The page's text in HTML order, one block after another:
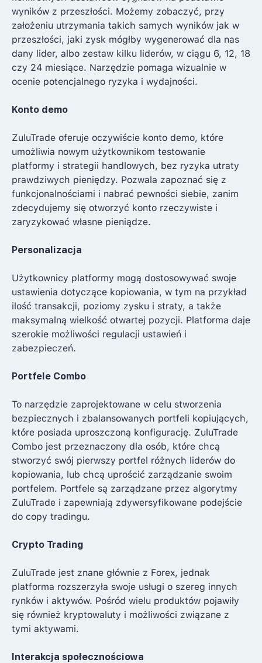
wyników z przeszłości. Możemy zobaczyć, przy
założeniu utrzymania takich samych wyników jak w
przeszłości, jaki zysk mógłby wygenerować dla nas
dany lider, albo zestaw kilku liderów, w ciągu 6, 12, 18
czy 24 miesiące. Narzędzie pomaga wizualnie w
ocenie potencjalnego ryzyka i wydajności.
Konto demo
ZuluTrade oferuje oczywiście konto demo, które
umożliwia nowym użytkownikom testowanie
platformy i strategii handlowych, bez ryzyka utraty
prawdziwych pieniędzy. Pozwala zapoznać się z
funkcjonalnościami i nabrać pewności siebie, zanim
zdecydujemy się otworzyć konto rzeczywiste i
zaryzykować własne pieniądze.
Personalizacja
Użytkownicy platformy mogą dostosowywać swoje
ustawienia dotyczące kopiowania, w tym na przykład
ilość transakcji, poziomy zysku i straty, a także
maksymalną wielkość otwartej pozycji. Platforma daje
szerokie możliwości regulacji ustawień i
zabezpieczeń.
Portfele Combo
To narzędzie zaprojektowane w celu stworzenia
bezpiecznych i zbalansowanych portfeli kopiujących,
które posiada uproszczoną konfigurację. ZuluTrade
Combo jest przeznaczony dla osób, które chcą
stworzyć swój pierwszy portfel różnych liderów do
kopiowania, lub chcą uprościć zarządzanie swoim
portfelem. Portfele są zarządzane przez algorytmy
ZuluTrade i zapewniają zdywersyfikowane podejście
do copy tradingu.
Crypto Trading
ZuluTrade jest znane głównie z Forex, jednak
platforma rozszerzyła swoje usługi o szereg innych
rynków i aktywów. Pośród wielu produktów pojawiły
się również kryptowaluty i możliwości związane z
tymi aktywami.
Interakcja społecznościowa